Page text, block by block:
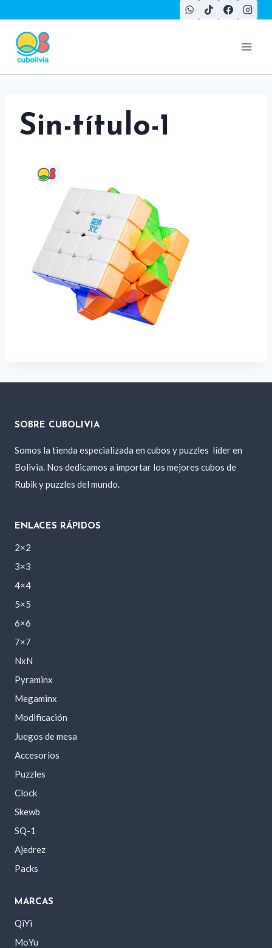
contenido
Sin-título-1
SOBRE CUBOLIVIA
Somos la tienda especializada en cubos y puzzles líder en
Bolivia. Nos dedicamos a importar los mejores cubos de
Rubik y puzzles del mundo.
ENLACES RÁPIDOS
2×2
3×3
4×4
5×5
6×6
7×7
NxN
Pyraminx
Megaminx
Modificación
Juegos de mesa
Accesorios
Puzzles
Clock
Skewb
SQ-1
Ajedrez
Packs
MARCAS
QiYi
MoYu